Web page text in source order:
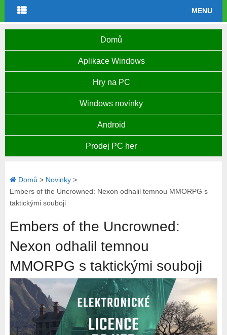
MENU
Domů
Aplikace Windows
Hry na PC
Windows novinky
Android
Prodej PC her
Domů > Novinky>
Embers of the Uncrowned: Nexon odhalil temnou MMORPG s
taktickými souboji
Embers of the Uncrowned:
Nexon odhalil temnou
MMORPG s taktickými souboji